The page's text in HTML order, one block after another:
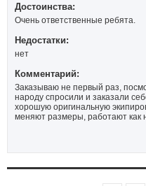
Достоинства:
Очень ответственные ребята.
Недостатки:
нет
Комментарий:
Заказываю не первый раз,
народу спросили и заказали
хорошую оригинальную
меняют размеры, работают как